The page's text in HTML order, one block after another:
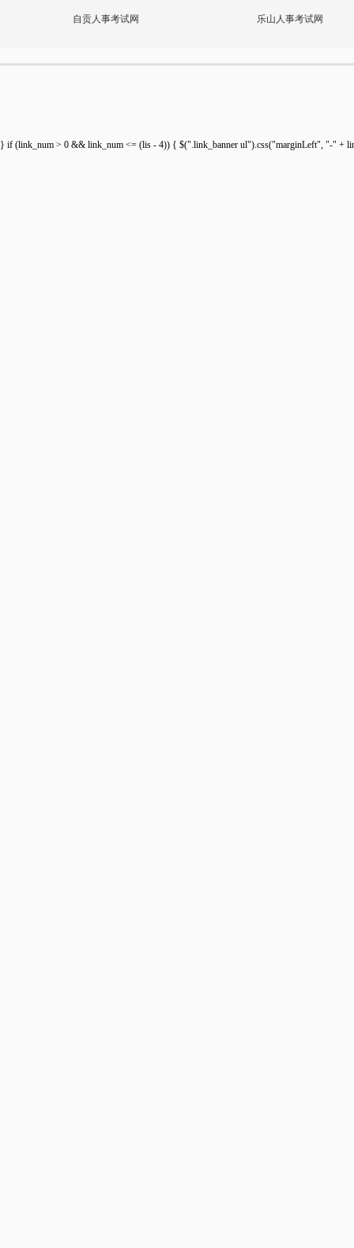
自贡人事考试网 乐山人事考试网
} if (link_num > 0 && link_num <= (lis - 4)) { $(".link_banner ul").css("marginLeft", "-"